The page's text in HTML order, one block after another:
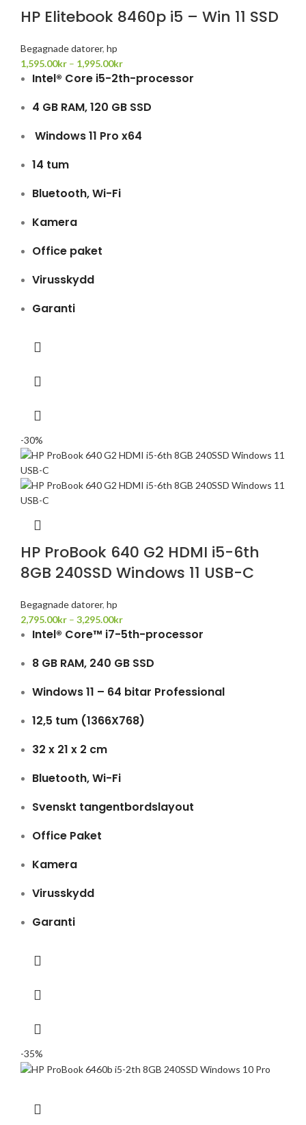
HP Elitebook 8460p i5 – Win 11 SSD
Begagnade datorer, hp
1,595.00kr – 1,995.00kr
Intel® Core i5-2th-processor
4 GB RAM, 120 GB SSD
Windows 11 Pro x64
14 tum
Bluetooth, Wi-Fi
Kamera
Office paket
Virusskydd
Garanti
-30%
HP ProBook 640 G2 HDMI i5-6th
8GB 240SSD Windows 11 USB-C
Begagnade datorer, hp
2,795.00kr – 3,295.00kr
Intel® Core™ i7-5th-processor
8 GB RAM, 240 GB SSD
Windows 11 – 64 bitar Professional
12,5 tum (1366X768)
32 x 21 x 2 cm
Bluetooth, Wi-Fi
Svenskt tangentbordslayout
Office Paket
Kamera
Virusskydd
Garanti
-35%